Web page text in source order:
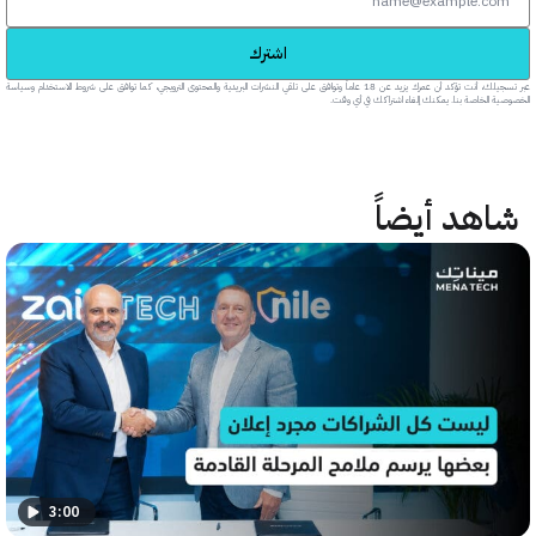
عبر تسجيلك، أنت تؤكد أن عمرك يزيد عن 18 عاماً وتوافق على تلقي النشرات البريدية والمحتوى الترويجي، كما توافق على شروط الاستخدام وسياسة
بنا. يمكنك إلغاء اشتراكك في أي وقت.
أيضاً
3:00